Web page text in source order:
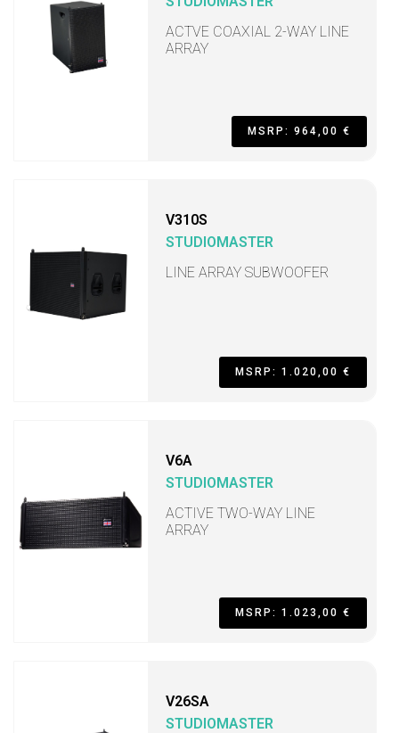
ACTVE COAXIAL 2-WAY LINE
ARRAY
MSRP: 964,00 €
V310S
STUDIOMASTER
LINE ARRAY SUBWOOFER
MSRP: 1.020,00 €
V6A
STUDIOMASTER
ACTIVE TWO-WAY LINE
ARRAY
MSRP: 1.023,00 €
V26SA
STUDIOMASTER